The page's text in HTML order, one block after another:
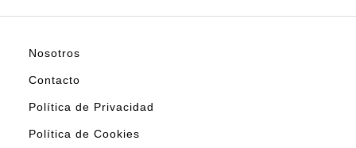
Nosotros
Contacto
Política de Privacidad
Política de Cookies